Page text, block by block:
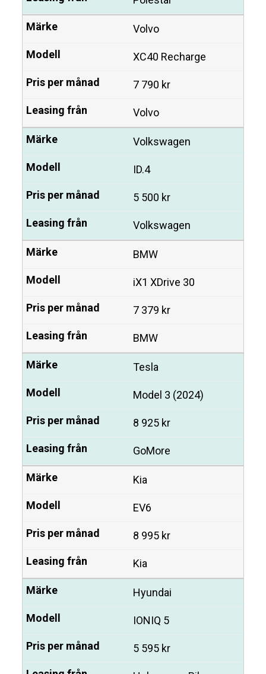
Volvo
XC40 Recharge
7 790 kr
Volvo
Volkswagen
ID.4
5 500 kr
Volkswagen
BMW
iX1 XDrive 30
7 379 kr
BMW
Tesla
Model 3 (2024)
8 925 kr
GoMore
Kia
EV6
8 995 kr
Kia
Hyundai
IONIQ 5
5 595 kr